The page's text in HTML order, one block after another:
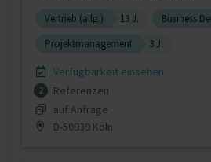
Vertrieb (allg.) 13 J. Business
Projektmanagement
3 J.
Verfügbarkeit einsehen
2
Referenzen
auf Anfrage
D-50939 Köln